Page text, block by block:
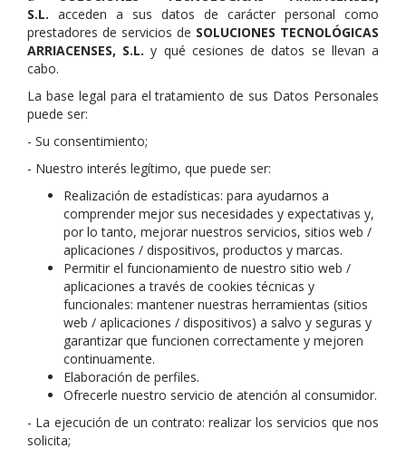
S.L. acceden a sus datos de carácter personal como
prestadores de servicios de SOLUCIONES TECNOLÓGICAS
ARRIACENSES, S.L. y qué cesiones de datos se llevan a
cabo.
La base legal para el tratamiento de sus Datos Personales
puede ser:
- Su consentimiento;
- Nuestro interés legítimo, que puede ser:
Realización de estadísticas: para ayudarnos a
comprender mejor sus necesidades y expectativas y,
por lo tanto, mejorar nuestros servicios, sitios web /
aplicaciones / dispositivos, productos y marcas.
Permitir el funcionamiento de nuestro sitio web /
aplicaciones a través de cookies técnicas y
funcionales: mantener nuestras herramientas (sitios
web / aplicaciones / dispositivos) a salvo y seguras y
garantizar que funcionen correctamente y mejoren
continuamente.
Elaboración de perfiles.
Ofrecerle nuestro servicio de atención al consumidor.
- La ejecución de un contrato: realizar los servicios que nos
solicita;